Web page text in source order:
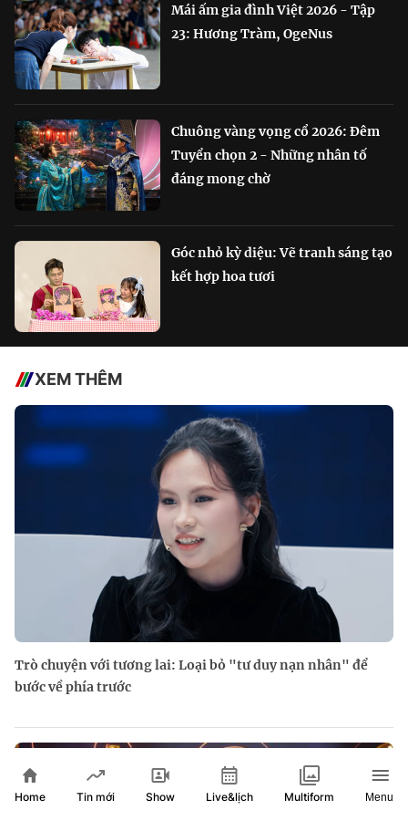
Mái ấm gia đình Việt 2026 - Tập
23: Hương Tràm, OgeNus
Chuông vàng vọng cổ 2026: Đêm
Tuyển chọn 2 - Những nhân tố
đáng mong chờ
Góc nhỏ kỳ diệu: Vẽ tranh sáng tạo
kết hợp hoa tươi
XEM THÊM
Trò chuyện với tương lai: Loại bỏ "tư duy nạn nhân" để
bước về phía trước
Home Tin mới Show Live&lịch Multiform Menu